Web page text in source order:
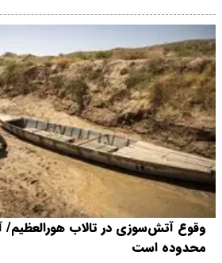
وقوع آتش‌سوزی در تالاب
محدوده است